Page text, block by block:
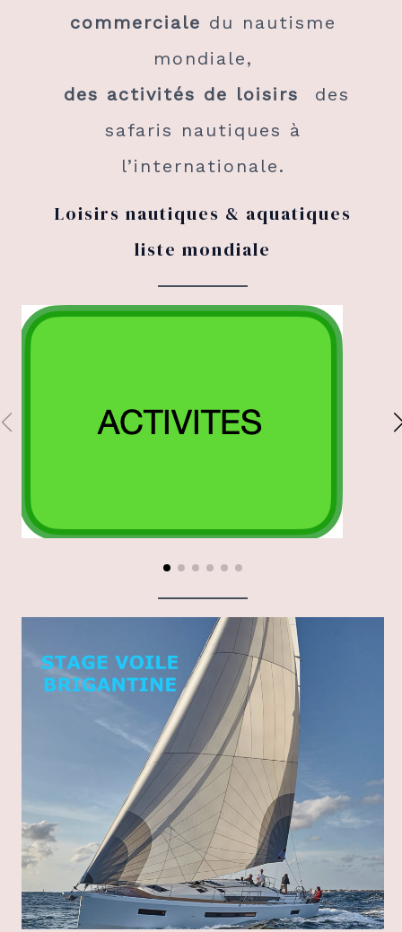
commerciale du nautisme
mondiale,
des activités de loisirs des
safaris nautiques à
l’internationale.
Loisirs nautiques & aquatiques
liste mondiale